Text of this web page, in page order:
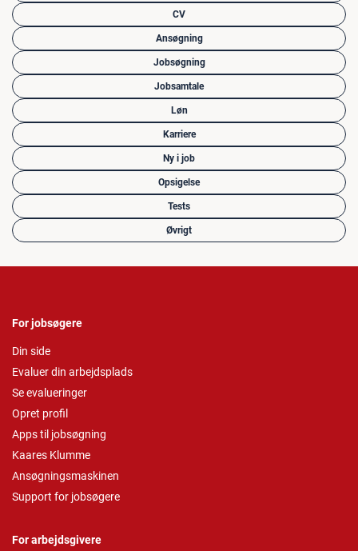
CV
Ansøgning
Jobsøgning
Jobsamtale
Løn
Karriere
Ny i job
Opsigelse
Tests
Øvrigt
For jobsøgere
Din side
Evaluer din arbejdsplads
Se evalueringer
Opret profil
Apps til jobsøgning
Kaares Klumme
Ansøgningsmaskinen
Support for jobsøgere
For arbejdsgivere